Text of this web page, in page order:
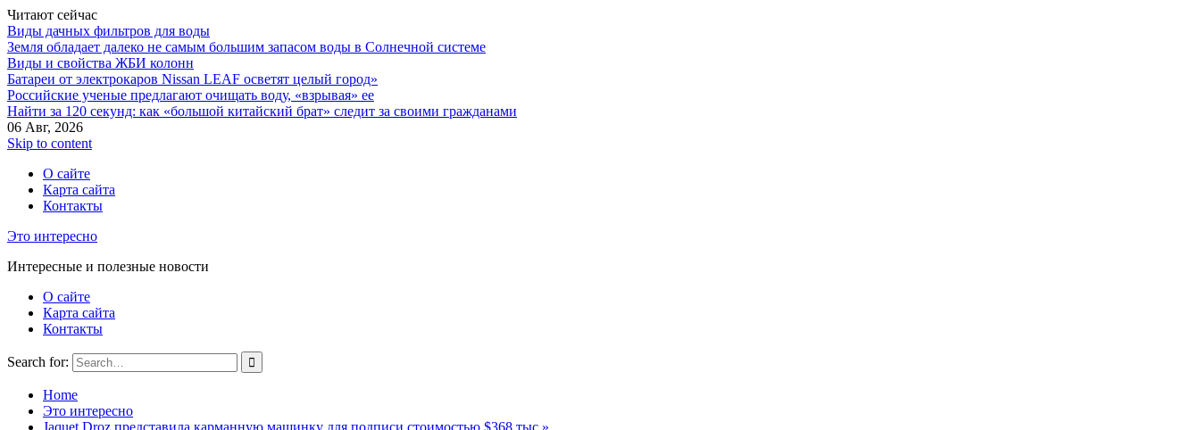
Читают сейчас
Виды дачных фильтров для воды
Земля обладает далеко не самым большим запасом воды в Солнечной системе
Виды и свойства ЖБИ колонн
Батареи от электрокаров Nissan LEAF осветят целый город»
Российские ученые предлагают очищать воду, «взрывая» ее
Найти за 120 секунд: как «большой китайский брат» следит за своими гражданами
06 Авг, 2026
Skip to content
О сайте
Карта сайта
Контакты
Это интересно
Интересные и полезные новости
О сайте
Карта сайта
Контакты
Search for:
Home
Это интересно
Jaquet Droz представила карманную машинку для подписи стоимостью $368 тыс.»